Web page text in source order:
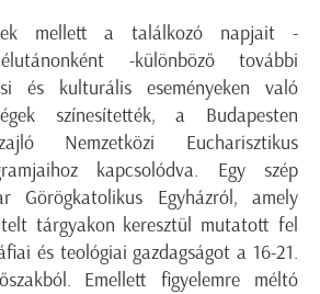
mellett a találkozó napjait -
-különböző további
és kulturális eseményeken való
színesítették, a Budapesten
Nemzetközi Eucharisztikus
kapcsolódva. Egy szép
Görögkatolikus Egyházról, amely
tárgyakon keresztül mutatott fel
és teológiai gazdagságot a 16-21.
Emellett figyelemre méltó